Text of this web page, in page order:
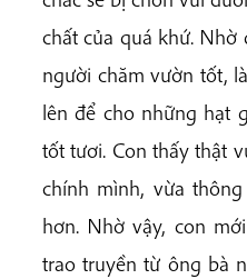
chất của quá khứ. Nhờ
người chăm vườn tốt,
lên để cho những hạt
tốt tươi. Con thấy thật
chính mình, vừa
hơn. Nhờ vậy, con
trao truyền từ ông bà